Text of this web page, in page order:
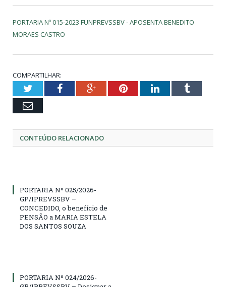
PORTARIA Nº 015-2023 FUNPREVSSBV - APOSENTA BENEDITO
MORAES CASTRO
COMPARTILHAR:
TwitterFacebookGoogle+PinterestLinkedInTumblr
Email
CONTEÚDO RELACIONADO
PORTARIA Nº 025/2026-
GP/IPREVSSBV –
CONCEDIDO, o benefício de
PENSÃO a MARIA ESTELA
DOS SANTOS SOUZA
PORTARIA Nº 024/2026-